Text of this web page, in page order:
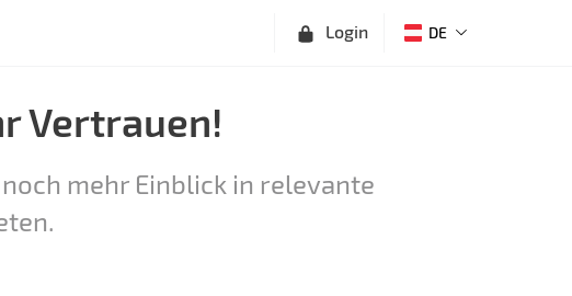
Login DE
Vertrauen!
mehr Einblick in relevante